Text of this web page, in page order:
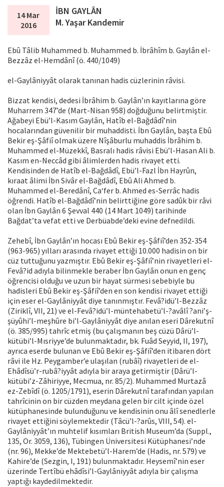
14 Mar
2016
İBN GAYLÂN
M. Yaşar Kandemir
Ebû Tâlib Muhammed b. Muhammed b. İbrâhîm b. Gaylân el-
Bezzâz el-Hemdânî (ö. 440/1049)
el-Gaylâniyyât olarak tanınan hadis cüzlerinin râvisi.
Bizzat kendisi, dedesi İbrâhim b. Gaylân’ın kayıtlarına göre
Muharrem 347’de (Mart-Nisan 958) doğduğunu belirtmiştir.
Ağabeyi Ebü’l-Kasım Gaylân, Hatîb el-Bağdâdî’nin
hocalarından güvenilir bir muhaddisti. İbn Gaylân, başta Ebû
Bekir eş-Şâfiî olmak üzere Nîşâburlu muhaddis İbrâhim b.
Muhammed el-Müzekkî, Basralı hadis râvisi Ebü’l-Hasan Ali b.
Kasım en-Neccâd gibi âlimlerden hadis rivayet etti.
Kendisinden de Hatîb el-Bağdâdî, Ebü’l-Fazl İbn Hayrûn,
kıraat âlimi İbn Sivâr el-Bağdâdî, Ebû Ali Ahmed b.
Muhammed el-Beredânî, Ca‘fer b. Ahmed es-Serrâc hadis
öğrendi. Hatîb el-Bağdâdî’nin belirttiğine göre sadûk bir râvi
olan İbn Gaylân 6 Şevval 440 (14 Mart 1049) tarihinde
Bağdat’ta vefat etti ve Derbüabde’deki evine defnedildi.
Zehebî, İbn Gaylân’ın hocası Ebû Bekir eş-Şâfiî’den 352-354
(963-965) yılları arasında rivayet ettiği 10.000 hadisin on bir
cüz tuttuğunu yazmıştır. Ebû Bekir eş-Şâfiî’nin rivayetleri el-
Fevâ?id adıyla bilinmekle beraber İbn Gaylân onun en genç
öğrencisi olduğu ve uzun bir hayat sürmesi sebebiyle bu
hadisleri Ebû Bekir eş-Şâfiî’den en son kendisi rivayet ettiği
için eser el-Gaylâniyyât diye tanınmıştır. Fevâ?idü’l-Bezzâz
(Ziriklî, VII, 21) ve el-Fevâ?idü’l-müntehabetü’l-?avâlî ?ani’ş-
şüyûhi’l-meşhûre bi’l-Gaylâniyyât diye anılan eseri Dârekutnî
(ö. 385/995) tahrîc etmiş (bu çalışmanın beş cüzü Dârü’l-
kütübi’l-Mısriyye’de bulunmaktadır, bk. Fuâd Seyyid, II, 197),
ayrıca eserde bulunan ve Ebû Bekir eş-Şâfiî’den itibaren dört
râvi ile Hz. Peygamber’e ulaşılan (rubâî) rivayetleri de el-
Ehâdîsü’r-rubâ?iyyât adıyla bir araya getirmiştir (Dârü’l-
kütübi’z-Zâhiriyye, Mecmua, nr. 85/2). Muhammed Murtazâ
ez-Zebîdî (ö. 1205/1791), eserin Dârekutnî tarafından yapılan
tahrîcinin on bir cüzden meydana gelen bir cilt içinde özel
kütüphanesinde bulunduğunu ve kendisinin onu âlî senedlerle
rivayet ettiğini söylemektedir (Tâcü’l-?arûs, VIII, 54). el-
Gaylâniyyât’ın muhtelif kısımları British Museum’da (Suppl.,
135, Or. 3059, 136), Tübingen Üniversitesi Kütüphanesi’nde
(nr. 96), Mekke’de Mektebetü’l-Harem’de (Hadis, nr. 579) ve
Kahire’de (Sezgin, I, 191) bulunmaktadır. Heysemî’nin eser
üzerinde Tertîbü ehâdîsi’l-Gaylâniyyât adıyla bir çalışma
yaptığı kaydedilmektedir.